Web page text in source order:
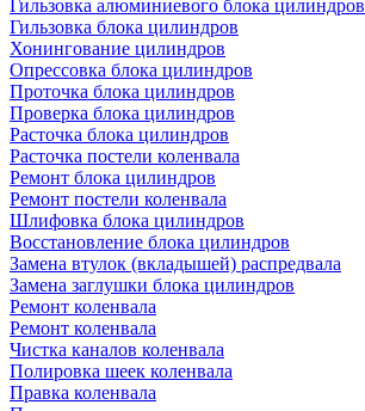
Гильзовка алюминиевого блока цилиндров
Гильзовка блока цилиндров
Хонингование цилиндров
Опрессовка блока цилиндров
Проточка блока цилиндров
Проверка блока цилиндров
Расточка блока цилиндров
Расточка постели коленвала
Ремонт блока цилиндров
Ремонт постели коленвала
Шлифовка блока цилиндров
Восстановление блока цилиндров
Замена втулок (вкладышей) распредвала
Замена заглушки блока цилиндров
Ремонт коленвала
Ремонт коленвала
Чистка каналов коленвала
Полировка шеек коленвала
Правка коленвала